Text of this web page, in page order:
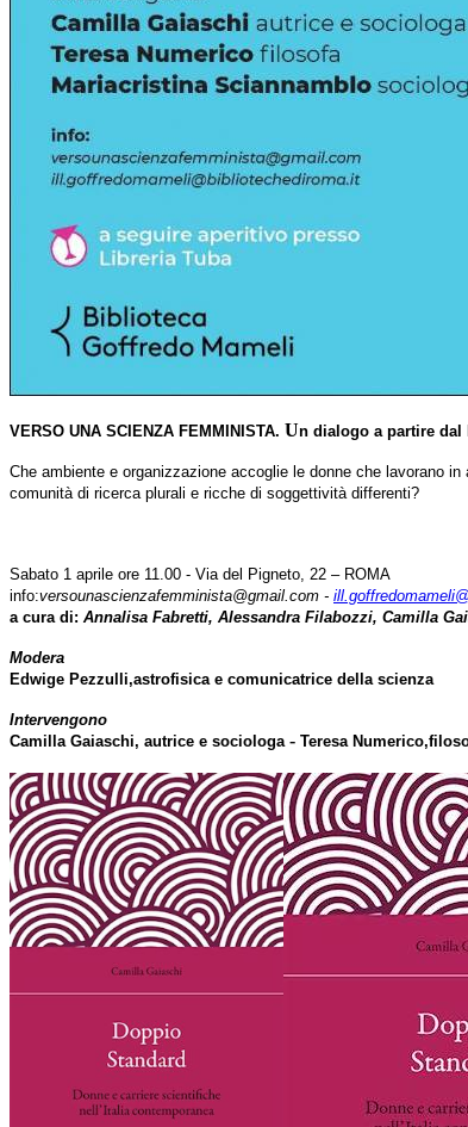
VERSO UNA SCIENZA FEMMINISTA. Un dialogo a partire dal
Che ambiente e organizzazione accoglie le donne che lavorano
comunità di ricerca plurali e ricche di soggettività differenti?
Sabato 1 aprile ore 11.00 - Via del Pigneto, 22 – ROMA
info:versounascienzafemminista@gmail.com -
a cura di: Annalisa Fabretti, Alessandra Filabozzi, Camilla
Modera
Edwige Pezzulli,astrofisica e comunicatrice della scienza
Intervengono
Camilla Gaiaschi, autrice e sociologa- Teresa Numerico,